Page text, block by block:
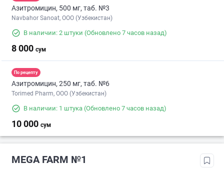
Азитромицин, 500 мг, таб. №3
Navbahor Sanoat, ООО (Узбекистан)
В наличии: 2 штуки (Обновлено 7 часов назад)
8 000 сум
По рецепту
Азитромицин, 250 мг, таб. №6
Torimed Pharm, OOO (Узбекистан)
В наличии: 1 штука (Обновлено 7 часов назад)
10 000 сум
MEGA FARM №1